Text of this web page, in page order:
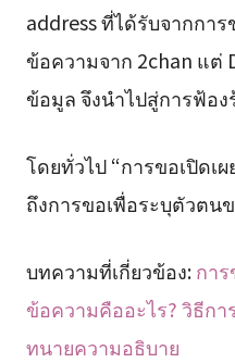
address ที่ได้รับจากกา
ข้อความจาก 2chan แต่
ข้อมูล จึงนำไปสู่การฟ้อง
โดยทั่วไป “การขอเปิดเ
ถึงการขอเพื่อระบุตัวตน
บทความที่เกี่ยวข้อง:กา
ข้อความคืออะไร? วิธีก
ทนายความอธิบาย